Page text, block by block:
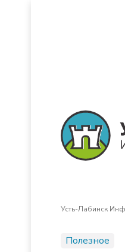
Усть-Лабинск
Полезное